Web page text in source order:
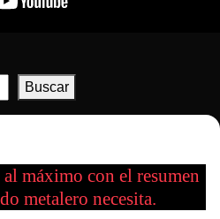
Buscar
máximo con el resumen
metalero necesita.